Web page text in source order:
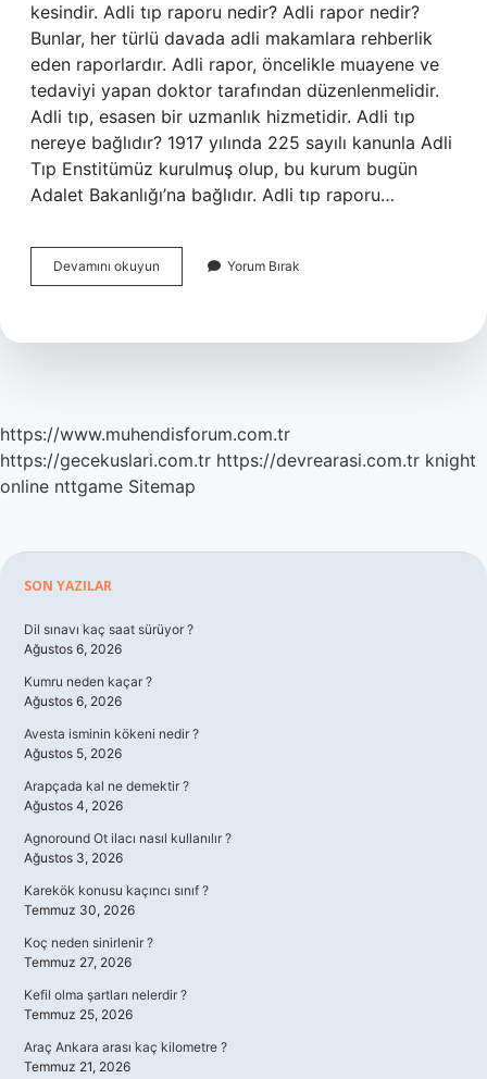
kesindir. Adli tıp raporu nedir? Adli rapor nedir?
Bunlar, her türlü davada adli makamlara rehberlik
eden raporlardır. Adli rapor, öncelikle muayene ve
tedaviyi yapan doktor tarafından düzenlenmelidir.
Adli tıp, esasen bir uzmanlık hizmetidir. Adli tıp
nereye bağlıdır? 1917 yılında 225 sayılı kanunla Adli
Tıp Enstitümüz kurulmuş olup, bu kurum bugün
Adalet Bakanlığı’na bağlıdır. Adli tıp raporu…
Devamını okuyun
Tıp
Devlette
Yorum Bırak
https://www.muhendisforum.com.tr
https://gecekuslari.com.tr https://devrearasi.com.tr knight
online nttgame Sitemap
Sidebar
SON YAZILAR
Dil sınavı kaç saat sürüyor ?
Ağustos 6, 2026
Kumru neden kaçar ?
Ağustos 6, 2026
Avesta isminin kökeni nedir ?
Ağustos 5, 2026
Arapçada kal ne demektir ?
Ağustos 4, 2026
Agnoround Ot ilacı nasıl kullanılır ?
Ağustos 3, 2026
Karekök konusu kaçıncı sınıf ?
Temmuz 30, 2026
Koç neden sinirlenir ?
Temmuz 27, 2026
Kefil olma şartları nelerdir ?
Temmuz 25, 2026
Araç Ankara arası kaç kilometre ?
Temmuz 21, 2026